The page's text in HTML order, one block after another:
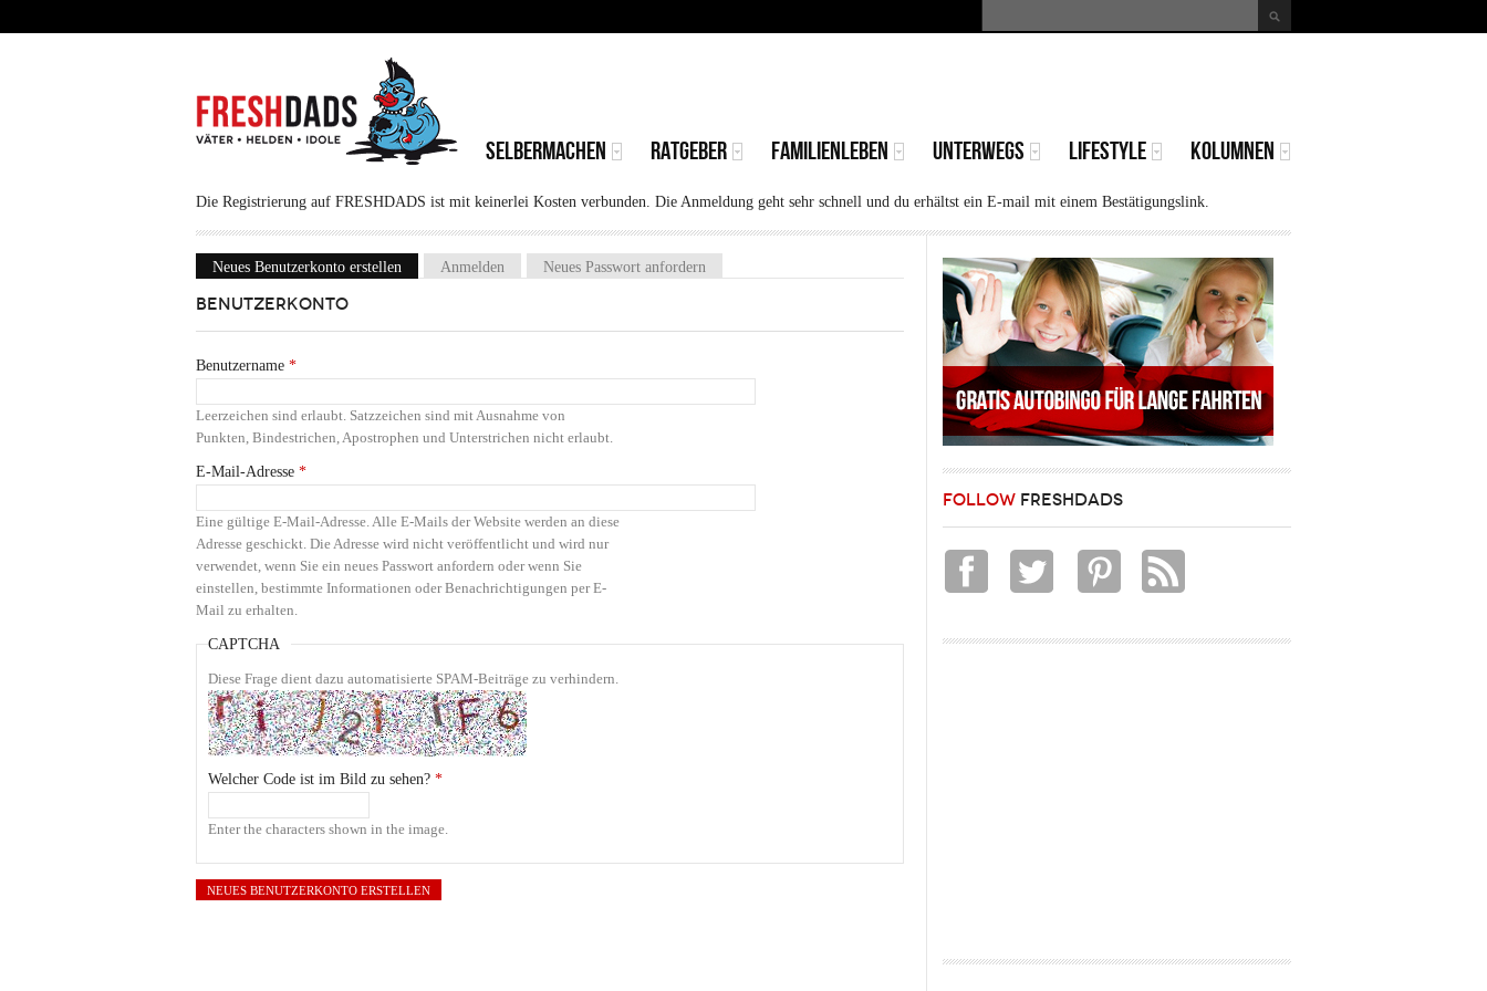
Suchformular
MAINMENU
SELBERMACHEN RATGEBER FAMILIENLEBEN UNTERWEGS LIFESTYLE KOLUMNEN
Die Registrierung auf FRESHDADS ist mit keinerlei Kosten verbunden. Die Anmeldung geht sehr schnell und du erhältst ein E-mail mit einem Bestätigungslink.
Haupt-Reiter
Neues Benutzerkonto erstellen (aktiver Reiter)
Anmelden Neues Passwort anfordern
BENUTZERKONTO
Benutzername *
Leerzeichen sind erlaubt. Satzzeichen sind mit Ausnahme von
Punkten, Bindestrichen, Apostrophen und Unterstrichen nicht erlaubt.
E-Mail-Adresse *
Eine gültige E-Mail-Adresse. Alle E-Mails der Website werden an diese
Adresse geschickt. Die Adresse wird nicht veröffentlicht und wird nur
verwendet, wenn Sie ein neues Passwort anfordern oder wenn Sie
einstellen, bestimmte Informationen oder Benachrichtigungen per E-
Mail zu erhalten.
CAPTCHA
Diese Frage dient dazu automatisierte SPAM-Beiträge zu verhindern.
Welcher Code ist im Bild zu sehen? *
Enter the characters shown in the image.
FOLLOW FRESHDADS